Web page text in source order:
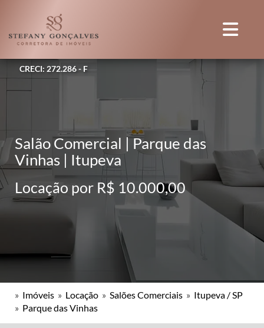
CRECI: 272.286 - F
Salão Comercial | Parque das
Vinhas | Itupeva
Locação por R$ 10.000,00
» Imóveis » Locação » Salões Comerciais » Itupeva / SP
» Parque das Vinhas